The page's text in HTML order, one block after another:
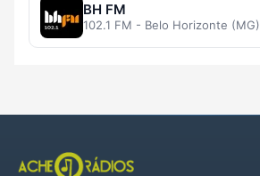
BH FM
102.1 FM - Belo Horizonte (MG)